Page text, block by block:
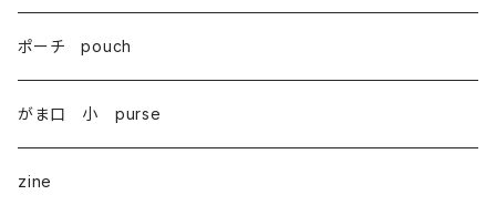
ポーチ pouch
がま口 小 purse
zine